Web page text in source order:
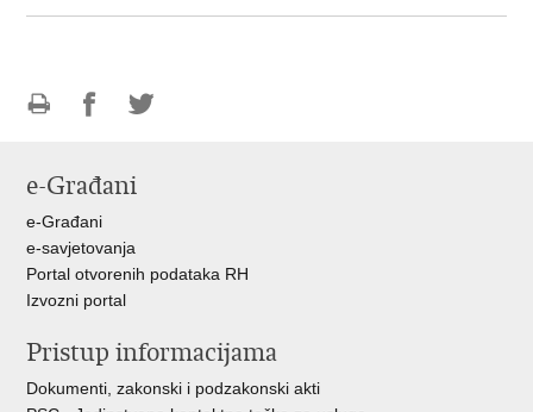
FacebookuTwitteru
e-Građani
e-Građani
e-savjetovanja
Portal otvorenih podataka RH
Izvozni portal
Pristup informacijama
Dokumenti, zakonski i podzakonski akti